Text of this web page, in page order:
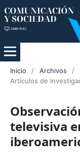
Inicio / Archivos /
Artículos de
televisiva